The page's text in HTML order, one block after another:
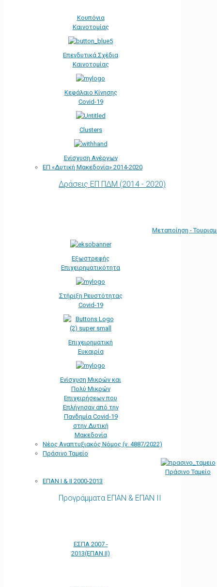
Κουπόνια
Καινοτομίας
Επενδυτικά Σχέδια
Καινοτομίας
Κεφάλαιο Κίνησης
Covid-19
Clusters
Ενίσχυση Ανέργων
ΕΠ «Δυτική Μακεδονία» 2014-2020
Δράσεις ΕΠ ΠΔΜ (2014 - 2020)
Μεταποίηση -
Εξωστρεφής
Επιχειρηματικότητα
Στήριξη Ρευστότητας
Covid-19
Επιχειρηματική
Ευκαιρία
Ενίσχυση Μικρών και
Πολύ Μικρών
Επιχειρήσεων που
Επλήγησαν από την
Πανδημία Covid-19
στην Δυτική
Μακεδονία
Νέος Αναπτυξιακός Νόμος (ν. 4887/2022)
Πράσινο Ταμείο
Πράσινο Ταμείο
ΕΠΑΝ Ι & ΙΙ 2000-2013
Προγράμματα ΕΠΑΝ & ΕΠΑΝ ΙΙ
ΕΣΠΑ 2007 -
2013(ΕΠΑΝ ΙΙ)